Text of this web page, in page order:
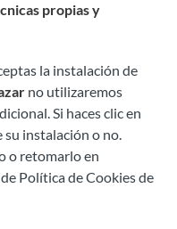
propias y
la instalación de
no utilizaremos
Si haces clic en
su instalación o no.
o retomarlo en
Política de Cookies de